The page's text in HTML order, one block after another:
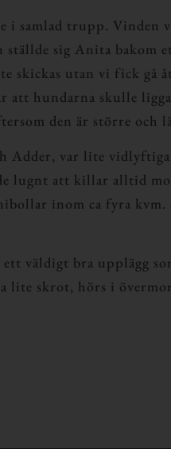
i samlad trupp. Vinden
ställde sig Anita bakom
skickas utan vi fick gå
att hundarna skulle
den är större och
Adder, var lite
lugnt att killar alltid
inom ca fyra kvm.
ett väldigt bra upplägg
lite skrot, hörs i